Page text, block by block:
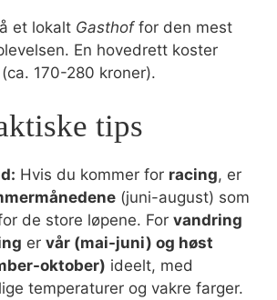
et lokalt Gasthoffor den mest
En hovedrett koster
170-280 kroner).
tips
Hvis du kommer for racing, er
(juni-august) som
de store løpene. For vandring
er vår (mai-juni) og høst
oktober) ideelt, med
temperaturer og vakre farger.